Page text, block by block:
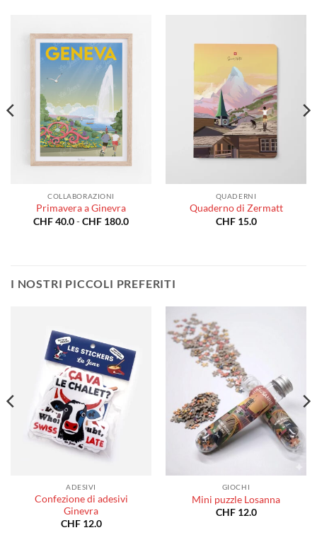
COLLABORAZIONI
Primavera a Ginevra
CHF40.0-CHF 180.0Fascia
QUADERNI
Quaderno di Zermatt
CHF15.0
I NOSTRI PICCOLI PREFERITI
ADESIVI
Confezione di adesivi
Ginevra
CHF12.0
GIOCHI
Mini puzzle Losanna
CHF12.0